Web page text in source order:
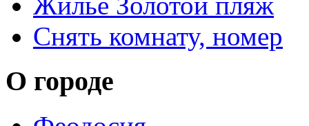
Снять комнату, номер
О городе